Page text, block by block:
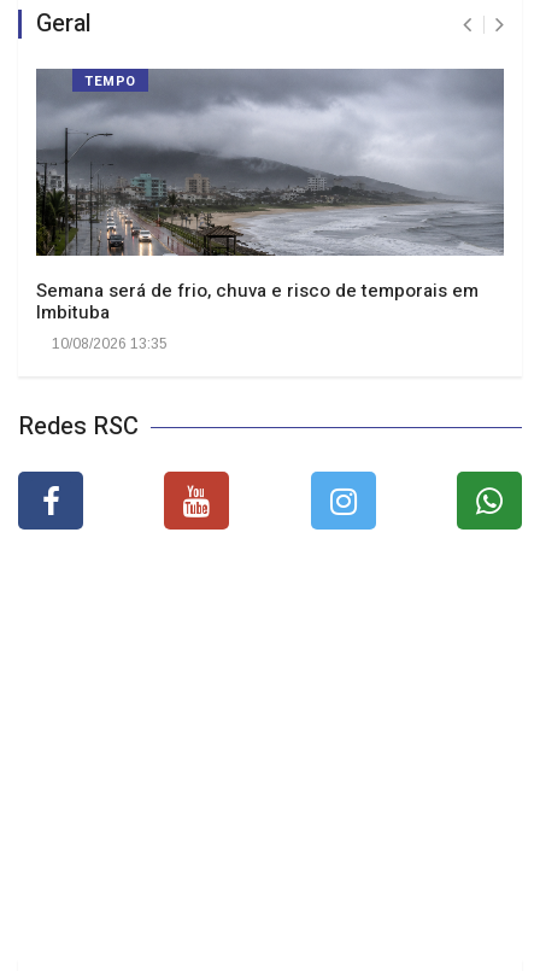
Geral
TEMPO
Semana será de frio, chuva e risco de temporais em
Imbituba
10/08/2026 13:35
Redes RSC